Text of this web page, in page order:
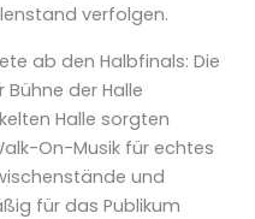
verfolgen.
ab den Halbfinals: Die
der Halle
Halle sorgten
On-Musik für echtes
und
für das Publikum